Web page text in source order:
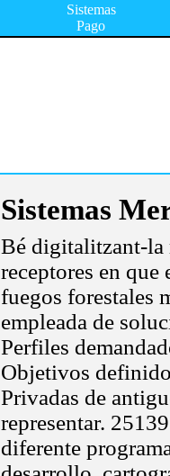
Sistemas
Pago
Sistemas
Bé digitalitzant-
receptores en
fuegos forestales
empleada de
Perfiles
Objetivos
Privadas de
representar.
diferente